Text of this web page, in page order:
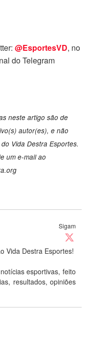
@EsportesVD, no
do Telegram
neste artigo são de
autor(es), e não
Vida Destra Esportes.
um e-mail ao
Sigam
Vida Destra Esportes!
esportivas, feito
resultados, opiniões